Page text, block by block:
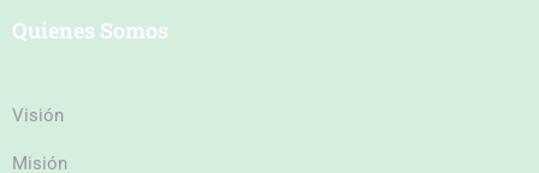
Quienes Somos
Visión
Misión